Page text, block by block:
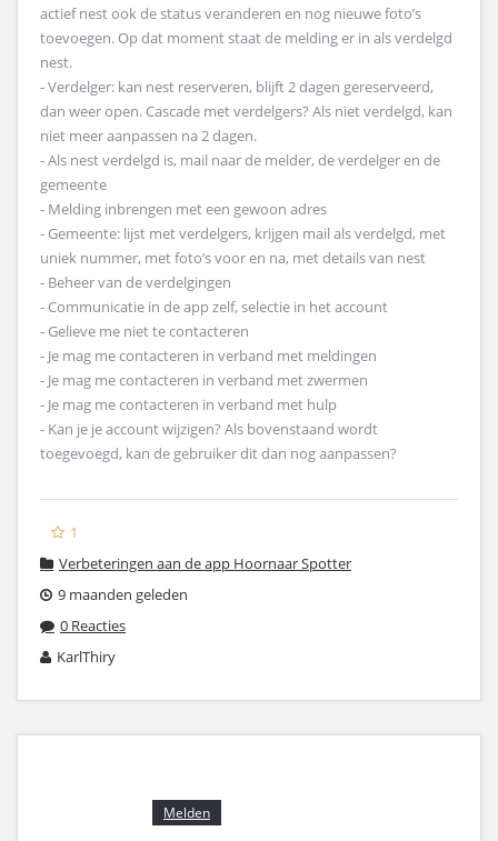
actief nest ook de status veranderen en nog nieuwe foto’s
toevoegen. Op dat moment staat de melding er in als verdelgd
nest.
- Verdelger: kan nest reserveren, blijft 2 dagen gereserveerd,
dan weer open. Cascade met verdelgers? Als niet verdelgd, kan
niet meer aanpassen na 2 dagen.
- Als nest verdelgd is, mail naar de melder, de verdelger en de
gemeente
- Melding inbrengen met een gewoon adres
- Gemeente: lijst met verdelgers, krijgen mail als verdelgd, met
uniek nummer, met foto’s voor en na, met details van nest
- Beheer van de verdelgingen
- Communicatie in de app zelf, selectie in het account
- Gelieve me niet te contacteren
- Je mag me contacteren in verband met meldingen
- Je mag me contacteren in verband met zwermen
- Je mag me contacteren in verband met hulp
- Kan je je account wijzigen? Als bovenstaand wordt
toegevoegd, kan de gebruiker dit dan nog aanpassen?
1
Verbeteringen aan de app Hoornaar Spotter
9 maanden geleden
0 Reacties
KarlThiry
Melden